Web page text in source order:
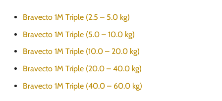
Bravecto 1M Triple (2.5 – 5.0 kg)
Bravecto 1M Triple (5.0 – 10.0 kg)
Bravecto 1M Triple (10.0 – 20.0 kg)
Bravecto 1M Triple (20.0 – 40.0 kg)
Bravecto 1M Triple (40.0 – 60.0 kg)